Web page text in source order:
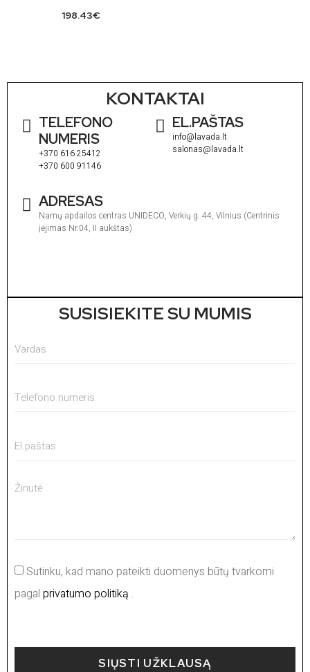
198.43€
KONTAKTAI
TELEFONO
NUMERIS
+370 616 25412
+370 600 91146
EL.PAŠTAS
info@lavada.lt
salonas@lavada.lt
ADRESAS
Namų apdailos centras UNIDECO, Verkių g. 44, Vilnius (Centrinis
įėjimas Nr.04, II aukštas)
SUSISIEKITE SU MUMIS
Sutinku, kad mano pateikti duomenys būtų tvarkomi
pagal privatumo politiką .
SIŲSTI UŽKLAUSĄ